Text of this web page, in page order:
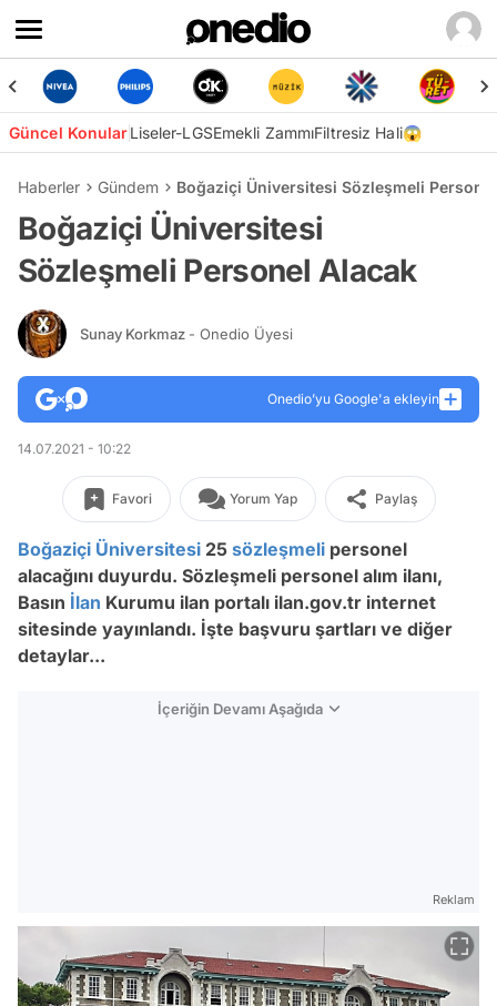
Güncel KonularLiseler-LGSEmekli ZammıFiltresiz Hali😱
Haberler Gündem Boğaziçi Üniversitesi Sözleşmeli
Boğaziçi Üniversitesi
Sözleşmeli Personel Alacak
Sunay Korkmaz - Onedio Üyesi
Onedio’yu Google'a ekleyin
14.07.2021 - 10:22
Favori Yorum Yap Paylaş
Boğaziçi Üniversitesi 25 sözleşmeli personel
alacağını duyurdu. Sözleşmeli personel alım ilanı,
Basın İlan Kurumu ilan portalı ilan.gov.tr internet
sitesinde yayınlandı. İşte başvuru şartları ve diğer
detaylar...
İçeriğin Devamı Aşağıda
Reklam